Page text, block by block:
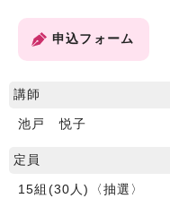
申込フォーム
講師
池戸 悦子
定員
15組(30人)〈抽選〉